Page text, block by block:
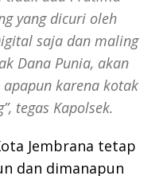
yang dicuri oleh
saja dan maling
Dana Punia, akan
karena kotak
tegas Kapolsek.
Jembrana tetap
dan dimanapun